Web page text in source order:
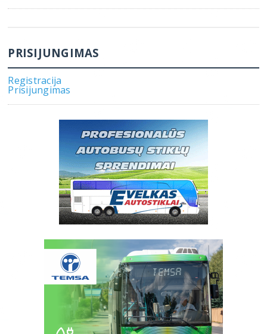
PRISIJUNGIMAS
Registracija
Prisijungimas